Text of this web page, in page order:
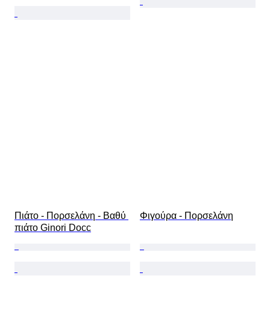
Πιάτο - Πορσελάνη - Βαθύ
πιάτο Ginori Docc
Φιγούρα - Πορσελάνη